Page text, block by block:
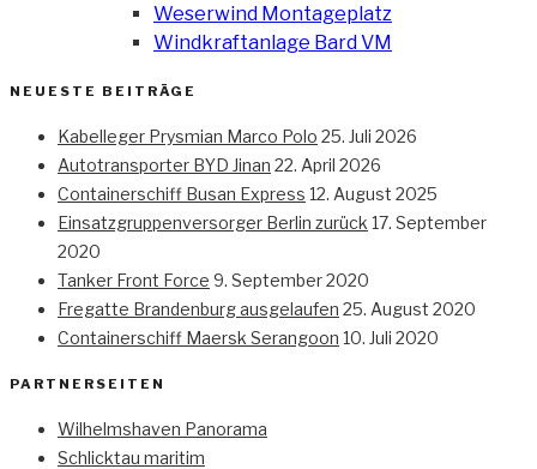
Weserwind Montageplatz
Windkraftanlage Bard VM
NEUESTE BEITRÄGE
Kabelleger Prysmian Marco Polo 25. Juli 2026
Autotransporter BYD Jinan 22. April 2026
Containerschiff Busan Express 12. August 2025
Einsatzgruppenversorger Berlin zurück 17. September
2020
Tanker Front Force 9. September 2020
Fregatte Brandenburg ausgelaufen 25. August 2020
Containerschiff Maersk Serangoon 10. Juli 2020
PARTNERSEITEN
Wilhelmshaven Panorama
Schlicktau maritim